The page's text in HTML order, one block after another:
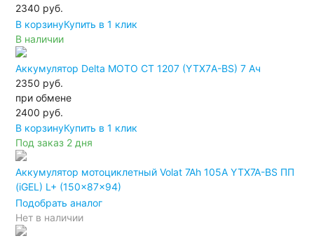
2340 руб.
В корзинуКупить в 1 клик
В наличии
Аккумулятор Delta МОТО CT 1207 (YTX7А-BS) 7 Ач
2350 руб.
при обмене
2400 руб.
В корзинуКупить в 1 клик
Под заказ 2 дня
Аккумулятор мотоциклетный Volat 7Ah 105А YTX7A-BS ПП
(iGEL) L+ (150x87x94)
Подобрать аналог
Нет в наличии